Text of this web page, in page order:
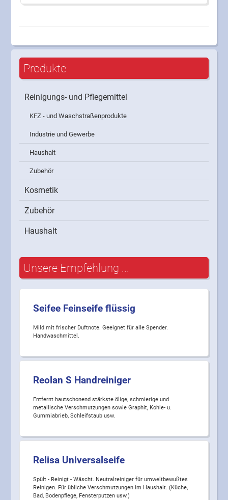
Produkte
Reinigungs- und Pflegemittel
KFZ - und Waschstraßenprodukte
Industrie und Gewerbe
Haushalt
Zubehör
Kosmetik
Zubehör
Haushalt
Unsere Empfehlung ...
Seifee Feinseife flüssig
Mild mit frischer Duftnote. Geeignet für alle Spender.
Handwaschmittel.
Reolan S Handreiniger
Entfernt hautschonend stärkste ölige, schmierige und
metallische Verschmutzungen sowie Graphit, Kohle- u.
Gummiabrieb, Schleifstaub usw.
Relisa Universalseife
Spült - Reinigt - Wäscht. Neutralreiniger für umweltbewußtes
Reinigen. Für übliche Verschmutzungen im Haushalt. (Küche,
Bad, Bodenpflege, Fensterputzen usw.)